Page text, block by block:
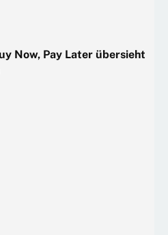
Now, Pay Later übersieht